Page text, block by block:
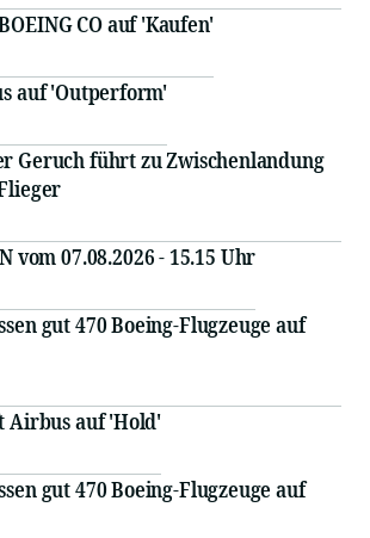
CO auf 'Kaufen'
auf 'Outperform'
Geruch führt zu Zwischenlandung
vom 07.08.2026 - 15.15 Uhr
gut 470 Boeing-Flugzeuge auf
Airbus auf 'Hold'
gut 470 Boeing-Flugzeuge auf